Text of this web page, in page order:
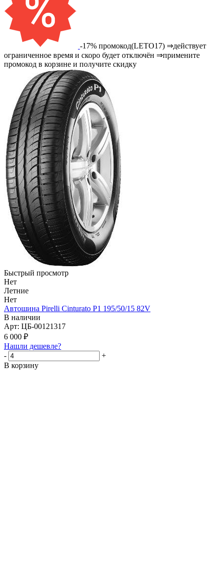
-17% промокод(LETO17) ⇒действует
ограниченное время и скоро будет отключён ⇒примените
промокод в корзине и получите скидку
Быстрый просмотр
Нет
Летние
Нет
Автошина Pirelli Cinturato P1 195/50/15 82V
В наличии
Арт: ЦБ-00121317
6 000 ₽
Нашли дешевле?
-
+
В корзину